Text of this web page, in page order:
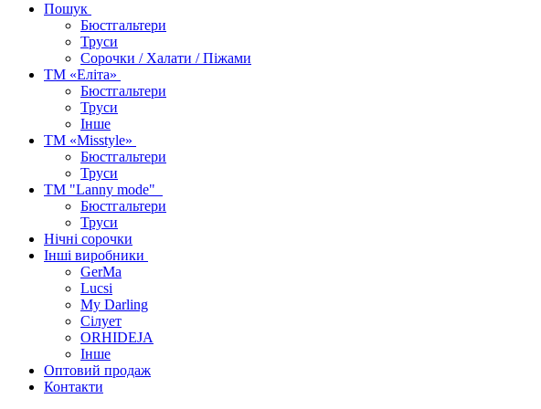
Пошук
Бюстгальтери
Труси
Сорочки / Халати / Піжами
ТМ «Еліта»
Бюстгальтери
Труси
Інше
ТМ «Misstyle»
Бюстгальтери
Труси
ТМ "Lanny mode"
Бюстгальтери
Труси
Нічні сорочки
Інші виробники
GerMa
Lucsi
My Darling
Сілует
ORHIDEJA
Інше
Оптовий продаж
Контакти